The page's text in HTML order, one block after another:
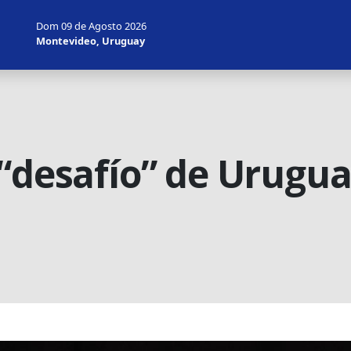
Dom 09 de Agosto 2026
Montevideo, Uruguay
de